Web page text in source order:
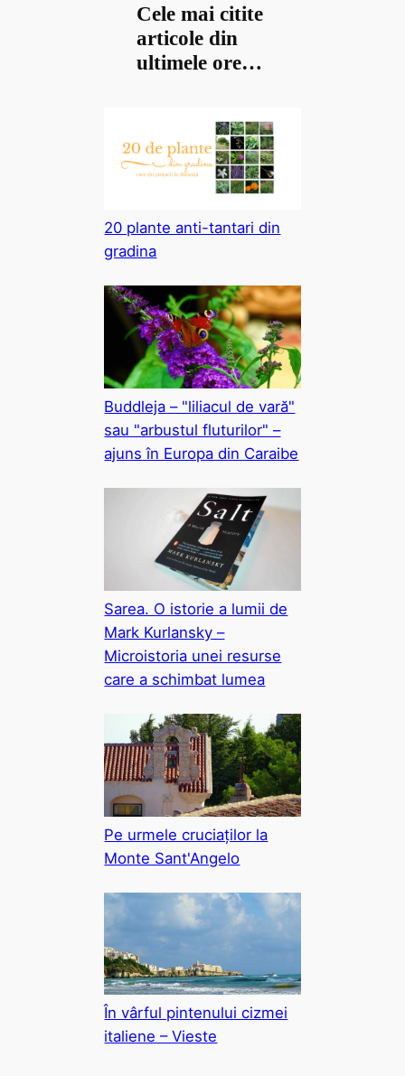
Cele mai citite
articole din
ultimele ore…
20 plante anti-tantari din
gradina
Buddleja – "liliacul de vară"
sau "arbustul fluturilor" –
ajuns în Europa din Caraibe
Sarea. O istorie a lumii de
Mark Kurlansky –
Microistoria unei resurse
care a schimbat lumea
Pe urmele cruciaților la
Monte Sant'Angelo
În vârful pintenului cizmei
italiene – Vieste